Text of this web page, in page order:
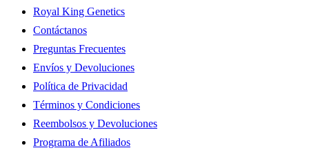
Royal King Genetics
Contáctanos
Preguntas Frecuentes
Envíos y Devoluciones
Política de Privacidad
Términos y Condiciones
Reembolsos y Devoluciones
Programa de Afiliados